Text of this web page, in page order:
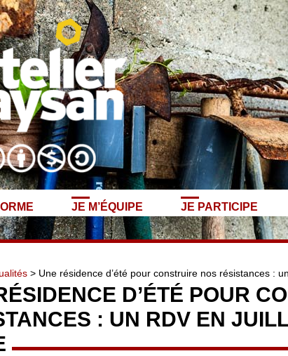
JE M’ÉQUIPE JE PARTICIPE
> Une résidence d’été pour construire nos résistances :
D’ÉTÉ POUR
: UN RDV EN